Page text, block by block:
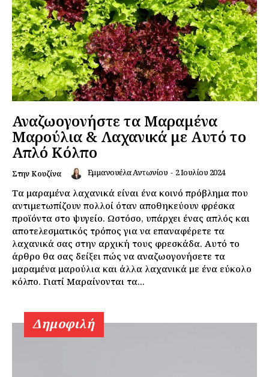
Αναζωογονήστε τα Μαραμένα
Μαρούλια & Λαχανικά με Αυτό το
Απλό Κόλπο
Στην Κουζίνα Εμμανουέλα Αντωνίου - 2 Ιουλίου 2024
Τα μαραμένα λαχανικά είναι ένα κοινό πρόβλημα που
αντιμετωπίζουν πολλοί όταν αποθηκεύουν φρέσκα
προϊόντα στο ψυγείο. Ωστόσο, υπάρχει ένας απλός και
αποτελεσματικός τρόπος για να επαναφέρετε τα
λαχανικά σας στην αρχική τους φρεσκάδα. Αυτό το
άρθρο θα σας δείξει πώς να αναζωογονήσετε τα
μαραμένα μαρούλια και άλλα λαχανικά με ένα εύκολο
κόλπο. Γιατί Μαραίνονται τα...
Δημοφιλή